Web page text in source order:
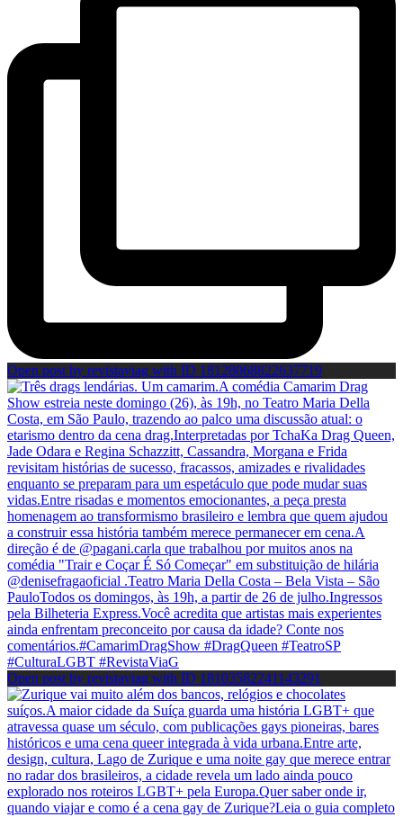
Open post by revistaviag with ID 18128068822637719
Open post by revistaviag with ID 18103582241143291